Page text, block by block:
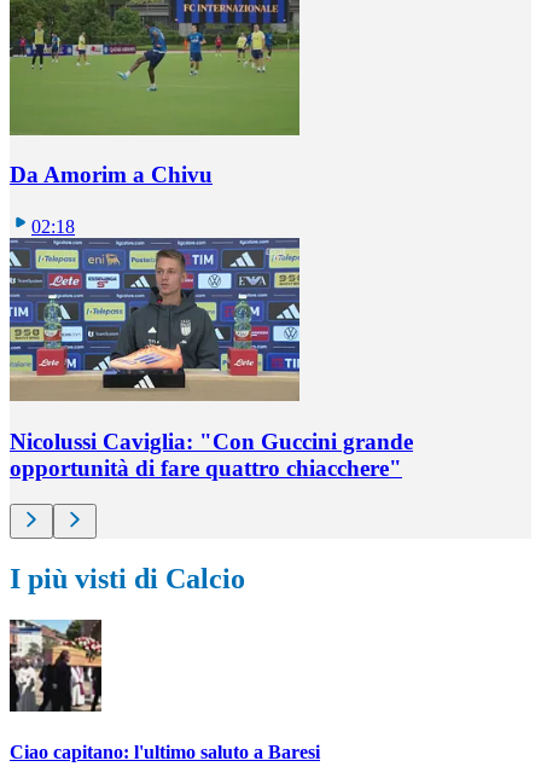
Da Amorim a Chivu
02:18
Nicolussi Caviglia: "Con Guccini grande
opportunità di fare quattro chiacchere"
I più visti di Calcio
Ciao capitano: l'ultimo saluto a Baresi